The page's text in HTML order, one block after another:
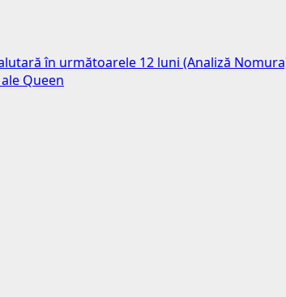
în următoarele 12 luni (Analiză
Queen